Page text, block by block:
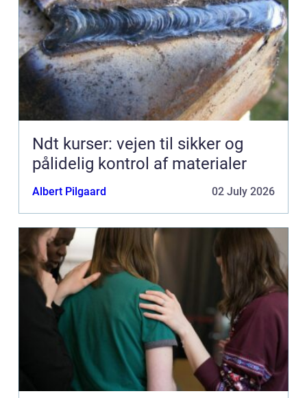
Ndt kurser: vejen til sikker og
pålidelig kontrol af materialer
Albert Pilgaard 02 July 2026